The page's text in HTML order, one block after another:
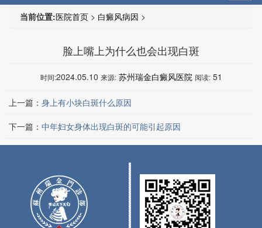
当前位置:医院首页 > 白癜风病因 >
脸上嘴上为什么也会出现白斑
时间:2024.05.10 来源: 苏州瑞金白癜风医院 阅读: 51
上一篇： 身上有小块白斑什么原因
下一篇： 中年妇女身体出现白斑的可能引起原因